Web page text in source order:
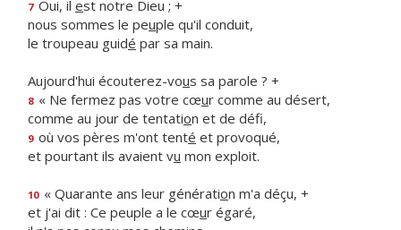
7 Oui, il est notre Dieu ; +
nous sommes le peuple qu'il conduit,
le troupeau guidé par sa main.
Aujourd'hui écouterez-vous sa parole ? +
8 « Ne fermez pas votre cœur comme au désert,
comme au jour de tentation et de défi,
9 où vos pères m'ont tenté et provoqué,
et pourtant ils avaient vu mon exploit.
10 « Quarante ans leur génération m'a déçu, +
et j'ai dit : Ce peuple a le cœur égaré,